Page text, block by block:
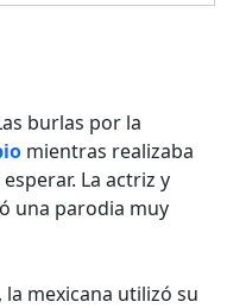
burlas por la
mientras realizaba
La actriz y
una parodia muy
, la mexicana utilizó su